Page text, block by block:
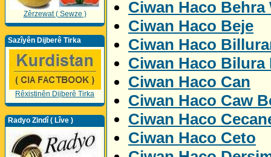
Zêrzewat ( Sewze )
Sazîyên Dijberê Tirka
Rêxistinên Dijberê Tirka
Radyo Zindî ( Lîve )
Ciwan Haco Behra
Ciwan Haco Beje
Ciwan Haco
Ciwan Haco Bilura
Ciwan Haco Can
Ciwan Haco Caw
Ciwan Haco
Ciwan Haco Ceto